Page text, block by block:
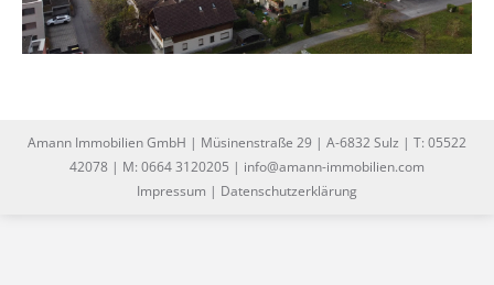
Amann Immobilien GmbH | Müsinenstraße 29 | A-6832 Sulz | T: 05522
42078 | M: 0664 3120205 | info@amann-immobilien.com
Impressum | Datenschutzerklärung